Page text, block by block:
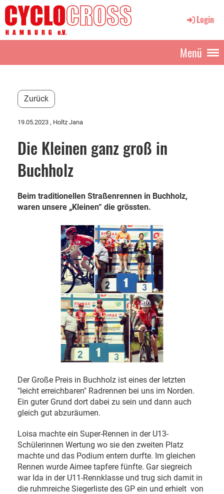
Login
Menü
Zurück
19.05.2023 , Holtz Jana
Die Kleinen ganz groß in
Buchholz
Beim traditionellen Straßenrennen in Buchholz,
waren unsere „Kleinen“ die grössten.
Der Große Preis in Buchholz ist eines der letzten
"leicht erreichbaren" Radrennen bei uns im Norden.
Ein guter Grund dort dabei zu sein und dann auch
gleich gut abzuräumen.
Loisa machte ein Super-Rennen in der U13-
Schülerinnen Wertung wo sie den zweiten Platz
machte und das Podium entern durfte. Im gleichen
Rennen wurde Aimee tapfere fünfte. Gar siegreich
war Ida in der U11-Rennklasse und trug sich damit in
die ruhmreiche Siegerliste des GP ein und erhielt von